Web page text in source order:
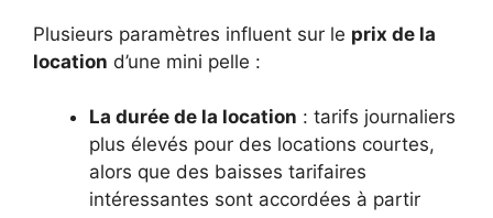
Plusieurs paramètres influent sur le prix de la
location d’une mini pelle :
La durée de la location : tarifs journaliers
plus élevés pour des locations courtes,
alors que des baisses tarifaires
intéressantes sont accordées à partir